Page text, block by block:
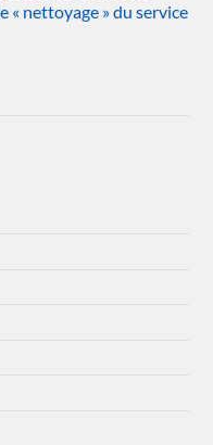
« nettoyage » du service